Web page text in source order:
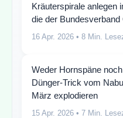
Kräuterspirale anlegen
die der
16 Apr. 2026 • 8 Min.
Weder Hornspäne
Dünger-Trick vom
März explodieren
15 Apr. 2026 • 7 Min.